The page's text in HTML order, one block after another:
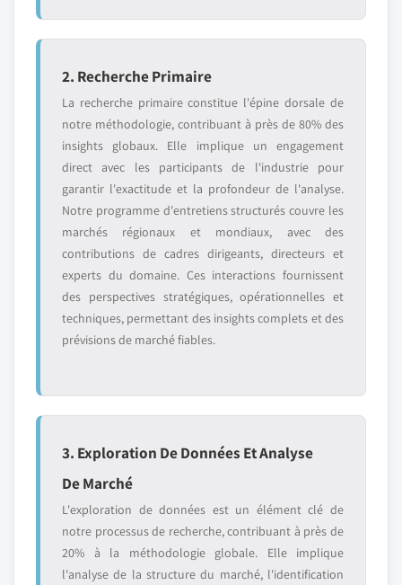
2. Recherche Primaire
La recherche primaire constitue l'épine dorsale de
notre méthodologie, contribuant à près de 80% des
insights globaux. Elle implique un engagement
direct avec les participants de l'industrie pour
garantir l'exactitude et la profondeur de l'analyse.
Notre programme d'entretiens structurés couvre les
marchés régionaux et mondiaux, avec des
contributions de cadres dirigeants, directeurs et
experts du domaine. Ces interactions fournissent
des perspectives stratégiques, opérationnelles et
techniques, permettant des insights complets et des
prévisions de marché fiables.
3. Exploration De Données Et Analyse
De Marché
L'exploration de données est un élément clé de
notre processus de recherche, contribuant à près de
20% à la méthodologie globale. Elle implique
l'analyse de la structure du marché, l'identification